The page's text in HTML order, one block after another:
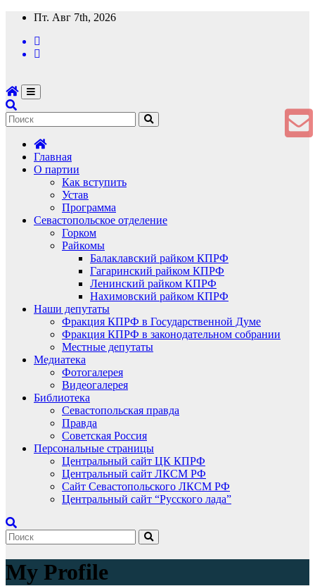
Перейти
содержимому
Пт. Авг 7th, 2026
Главная
О партии
Как вступить
Устав
Программа
Севастопольское отделение
Горком
Райкомы
Балаклавский райком КПРФ
Гагаринский райком КПРФ
Ленинский райком КПРФ
Нахимовский райком КПРФ
Наши депутаты
Фракция КПРФ в Государственной Думе
Фракция КПРФ в законодательном собрании
Местные депутаты
Медиатека
Фотогалерея
Видеогалерея
Библиотека
Севастопольская правда
Правда
Советская Россия
Персональные страницы
Центральный сайт ЦК КПРФ
Центральный сайт ЛКСМ РФ
Сайт Севастопольского ЛКСМ РФ
Центральный сайт “Русского лада”
My Profile